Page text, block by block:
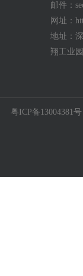
邮件：
网址：
地址：
翔工业
粤ICP备13004381号